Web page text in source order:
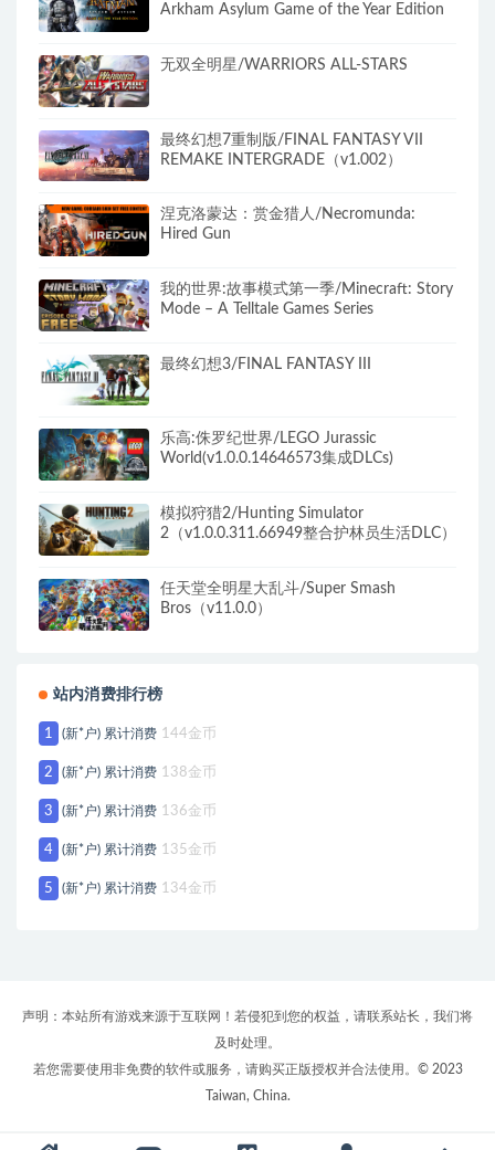
Arkham Asylum Game of the Year Edition
无双全明星/WARRIORS ALL-STARS
最终幻想7重制版/FINAL FANTASY VII
REMAKE INTERGRADE（v1.002）
涅克洛蒙达：赏金猎人/Necromunda:
Hired Gun
我的世界:故事模式第一季/Minecraft: Story
Mode – A Telltale Games Series
最终幻想3/FINAL FANTASY III
乐高:侏罗纪世界/LEGO Jurassic
World(v1.0.0.14646573集成DLCs)
模拟狩猎2/Hunting Simulator
2（v1.0.0.311.66949整合护林员生活DLC）
任天堂全明星大乱斗/Super Smash
Bros（v11.0.0）
站内消费排行榜
1 (新*户) 累计消费 144金币
2 (新*户) 累计消费 138金币
3 (新*户) 累计消费 136金币
4 (新*户) 累计消费 135金币
5 (新*户) 累计消费 134金币
声明：本站所有游戏来源于互联网！若侵犯到您的权益，请联系站长，我们将
及时处理。
若您需要使用非免费的软件或服务，请购买正版授权并合法使用。© 2023
Taiwan, China.